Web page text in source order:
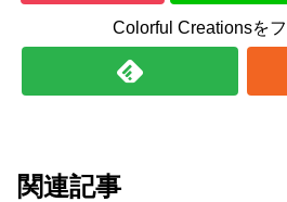
Colorful Creationsを
関連記事